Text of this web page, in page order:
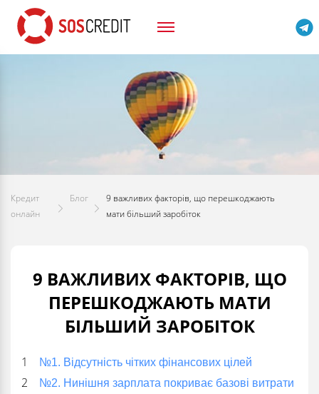
Кредит
онлайн
Блог
9 важливих факторів, що перешкоджають
мати більший заробіток
9 ВАЖЛИВИХ ФАКТОРІВ, ЩО
ПЕРЕШКОДЖАЮТЬ МАТИ
БІЛЬШИЙ ЗАРОБІТОК
№1. Відсутність чітких фінансових цілей
№2. Нинішня зарплата покриває базові витрати